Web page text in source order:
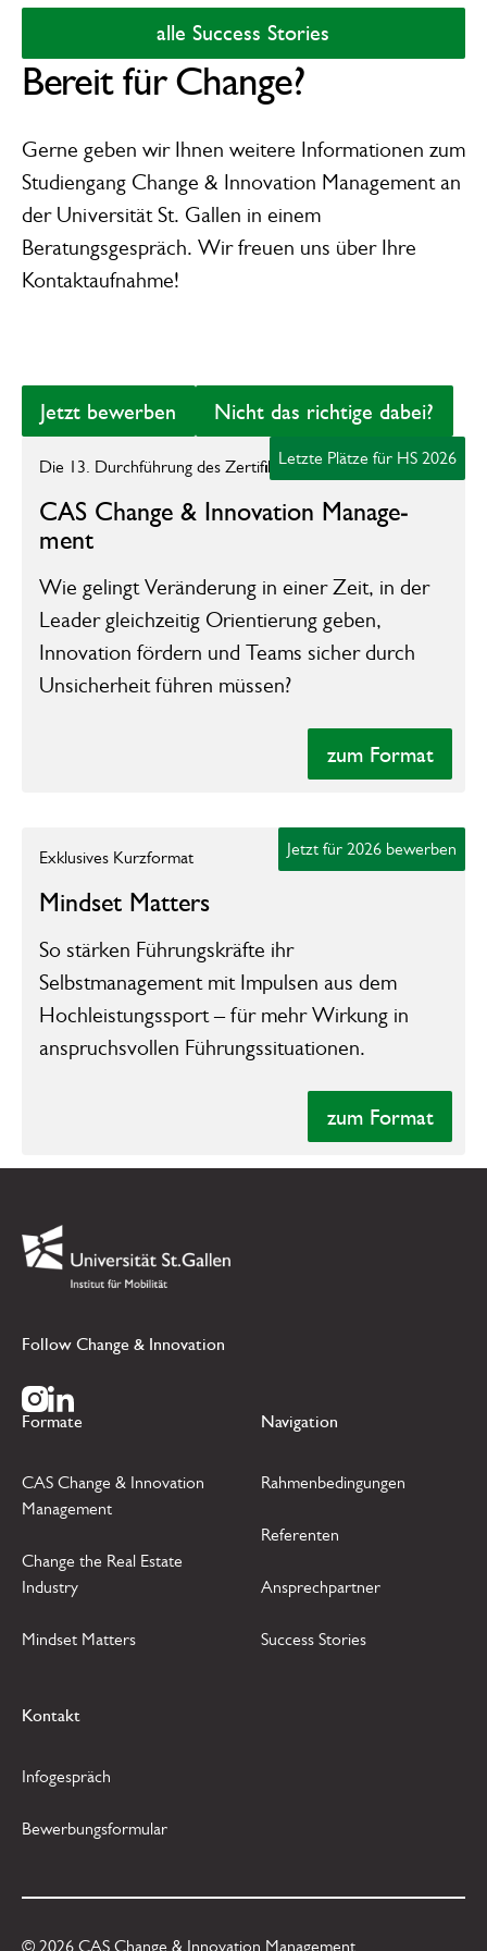
Hauptziel für 2026. Zusätzlich möchte ich
mein Wissen über Supply Chains vertiefen
und die technische Seite von Produkt und
Projekte noch effizienter zu gestalten.
alle Success Stories
alle Success Stories
Bereit für Change?
Gerne geben wir Ihnen weitere Informationen zum
Studiengang Change & Innovation Managementan
der Universität St. Gallen in einem
Beratungsgespräch. Wir freuen uns über Ihre
Kontaktaufnahme!
Jetzt bewerben
Jetzt bewerben
Nicht das richtige
Nicht das richtige dabei?
Letzte Plätze für HS 2026
Die 13. Durchführung des Zertifikatsstudiengangs
CAS Change &­ ​­­Inno­vation Manage­
ment­
Wie gelingt Veränderung in einer Zeit, in der
Leader gleichzeitig Orientierung geben,
Innovation fördern und Teams sicher durch
Unsicherheit führen müssen?
zum Format
Jetzt für 2026 bewerben
Exklusives Kurzformat
Mindset Matters
So stärken Führungskräfte ihr
Selbstmanagement mit Impulsen aus dem
Hochleistungssport – für mehr Wirkung in
anspruchsvollen Führungssituationen.
zum Format
Link zur Startseite
Follow Change & Innovation
Zur Instagram Seite
Zur LinkedIn Seite
Formate
CAS Change & Innovation
Management
Change the Real Estate
Industry
Mindset Matters
Navigation
Rahmenbedingungen
Referenten
Ansprechpartner
Success Stories
Kontakt
Infogespräch
Bewerbungsformular
© 2026CAS Change & Innovation Management